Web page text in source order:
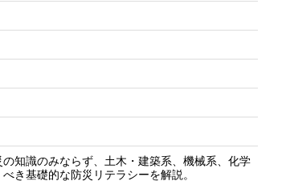
知識のみならず、土木・建築系、機械系、化学
き基礎的な防災リテラシーを解説。